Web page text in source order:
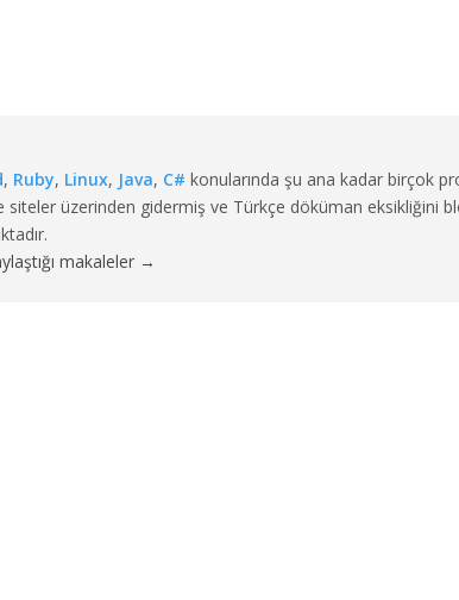
, Ruby, Linux, Java, C# konularında şu ana kadar birçok
siteler üzerinden gidermiş ve Türkçe döküman eksikliğini
makaleler →